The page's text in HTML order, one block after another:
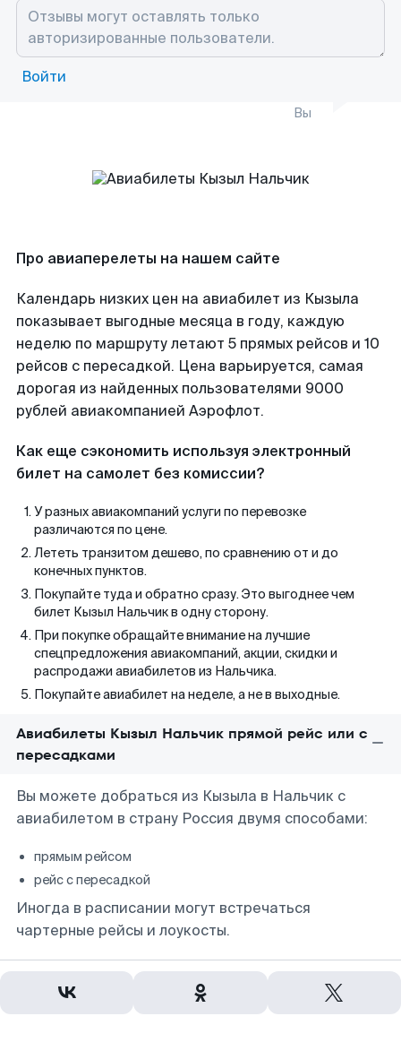
Войти
Вы
Про авиаперелеты на нашем сайте
Календарь низких цен на авиабилет из Кызыла
показывает выгодные месяца в году, каждую
неделю по маршруту летают 5 прямых рейсов и 10
рейсов с пересадкой. Цена варьируется, самая
дорогая из найденных пользователями 9000
рублей авиакомпанией Аэрофлот.
Как еще сэкономить используя электронный
билет на самолет без комиссии?
У разных авиакомпаний услуги по перевозке
различаются по цене.
Лететь транзитом дешево, по сравнению от и до
конечных пунктов.
Покупайте туда и обратно сразу. Это выгоднее чем
билет Кызыл Нальчик в одну сторону.
При покупке обращайте внимание на лучшие
спецпредложения авиакомпаний, акции, скидки и
распродажи авиабилетов из Нальчика.
Покупайте авиабилет на неделе, а не в выходные.
Авиабилеты Кызыл Нальчик прямой рейс или с
пересадками
Вы можете добраться из Кызыла в Нальчик с
авиабилетом в страну Россия двумя способами:
прямым рейсом
рейс с пересадкой
Иногда в расписании могут встречаться
чартерные рейсы и лоукосты.